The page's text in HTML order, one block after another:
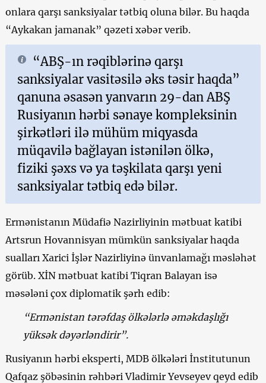
onlara qarşı sanksiyalar tətbiq oluna bilər. Bu haqda
“Aykakan jamanak” qəzeti xəbər verib.
“ABŞ-ın rəqiblərinə qarşı
sanksiyalar vasitəsilə əks təsir haqda”
qanuna əsasən yanvarın 29-dan ABŞ
Rusiyanın hərbi sənaye kompleksinin
şirkətləri ilə mühüm miqyasda
müqavilə bağlayan istənilən ölkə,
fiziki şəxs və ya təşkilata qarşı yeni
sanksiyalar tətbiq edə bilər.
Ermənistanın Müdafiə Nazirliyinin mətbuat katibi
Artsrun Hovannisyan mümkün sanksiyalar haqda
sualları Xarici İşlər Nazirliyinə ünvanlamağı məsləhət
görüb. XİN mətbuat katibi Tiqran Balayan isə
məsələni çox diplomatik şərh edib:
“Ermənistan tərəfdaş ölkələrlə əməkdaşlığı
yüksək dəyərləndirir”.
Rusiyanın hərbi eksperti, MDB ölkələri İnstitutunun
Qafqaz şöbəsinin rəhbəri Vladimir Yevseyev qeyd edib